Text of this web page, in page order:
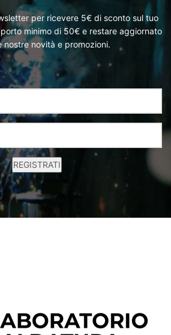
per ricevere 5€ di sconto sul tuo
minimo di 50€ e restare aggiornato
nostre novità e promozioni.